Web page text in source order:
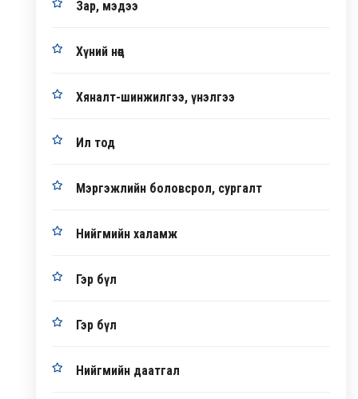
Зар, мэдээ
Хүний нөөц
Хяналт-шинжилгээ, үнэлгээ
Ил тод
Мэргэжлийн боловсрол, сургалт
Нийгмийн халамж
Гэр бүл
Гэр бүл
Нийгмийн даатгал